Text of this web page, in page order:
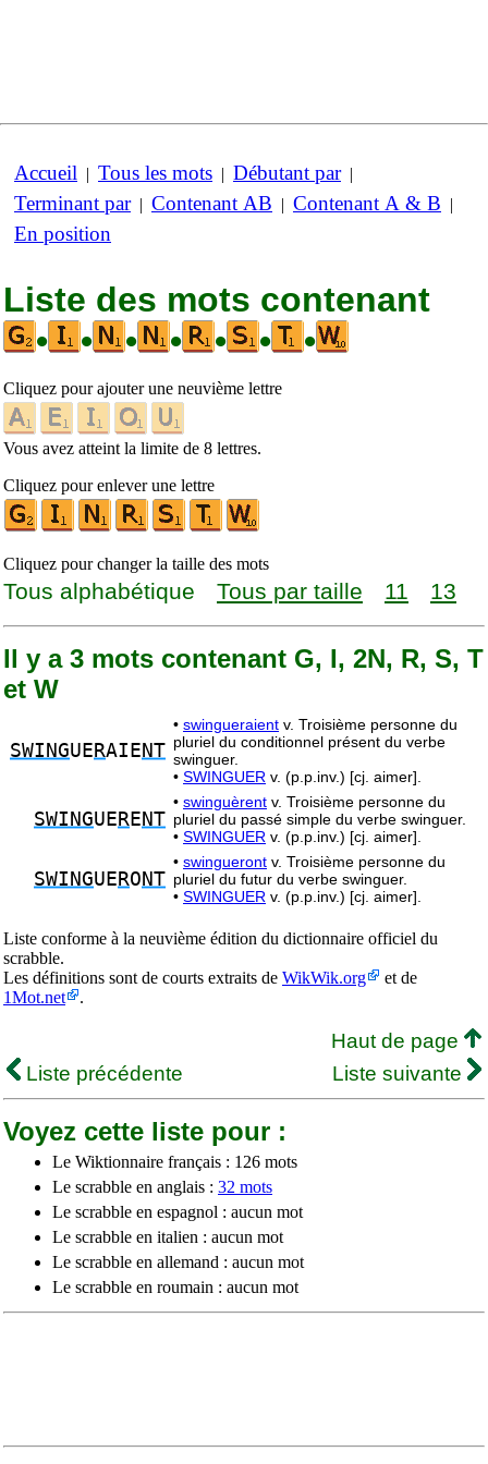
Accueil | Tous les mots | Débutant par|
Terminant par| Contenant AB | Contenant A & B |
En position
Liste des mots contenant
•
• • • • • •
Cliquez pour ajouter une neuvième lettre
Vous avez atteint la limite de 8 lettres.
Cliquez pour enlever une lettre
Cliquez pour changer la taille des mots
Tous alphabétique Tous par taille 11 13
Il y a 3 mots contenant G, I, 2N, R, S, T
et W
SWINGUE RAIE NT
• swingueraient v. Troisième personne du
pluriel du conditionnel présent du verbe
swinguer.
• SWINGUER v. (p.p.inv.) [cj. aimer].
SWINGUE RE NT
• swinguèrent v. Troisième personne du
pluriel du passé simple du verbe swinguer.
• SWINGUER v. (p.p.inv.) [cj. aimer].
SWINGUE RO NT
• swingueront v. Troisième personne du
pluriel du futur du verbe swinguer.
• SWINGUER v. (p.p.inv.) [cj. aimer].
Liste conforme à la neuvième édition du dictionnaire officiel du
scrabble.
Les définitions sont de courts extraits de WikWik.org
et de
1Mot.net
.
Haut de page
Liste précédente
Liste suivante
Voyez cette liste pour :
Le Wiktionnaire français : 126 mots
Le scrabble en anglais : 32 mots
Le scrabble en espagnol : aucun mot
Le scrabble en italien : aucun mot
Le scrabble en allemand : aucun mot
Le scrabble en roumain : aucun mot